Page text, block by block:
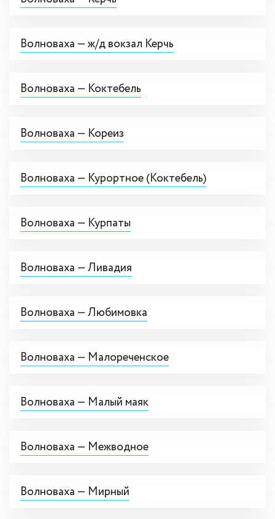
Волноваха — ж/д вокзал Керчь
Волноваха — Коктебель
Волноваха — Кореиз
Волноваха — Курортное (Коктебель)
Волноваха — Курпаты
Волноваха — Ливадия
Волноваха — Любимовка
Волноваха — Малореченское
Волноваха — Малый маяк
Волноваха — Межводное
Волноваха — Мирный